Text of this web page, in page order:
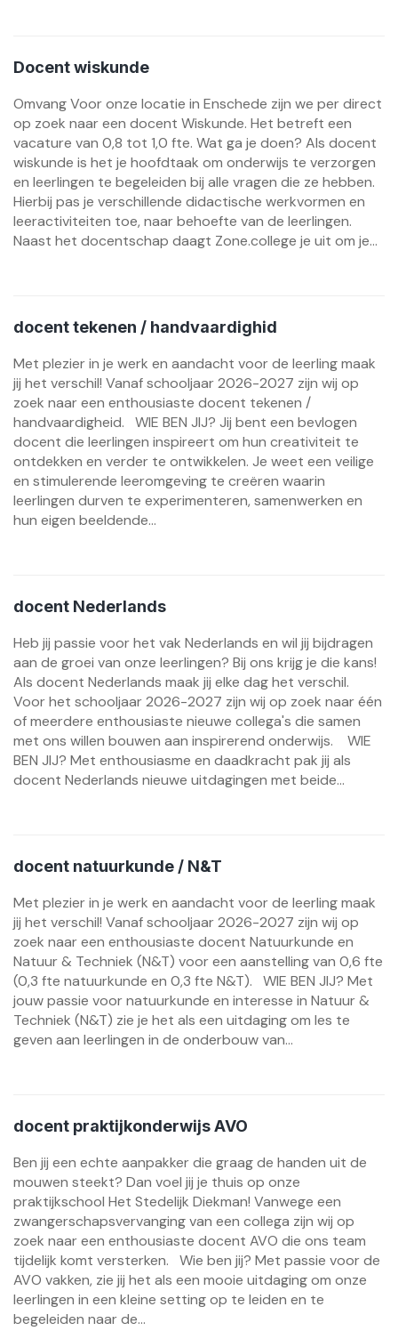
Docent wiskunde
Omvang Voor onze locatie in Enschede zijn we per direct
op zoek naar een docent Wiskunde. Het betreft een
vacature van 0,8 tot 1,0 fte. Wat ga je doen? Als docent
wiskunde is het je hoofdtaak om onderwijs te verzorgen
en leerlingen te begeleiden bij alle vragen die ze hebben.
Hierbij pas je verschillende didactische werkvormen en
leeractiviteiten toe, naar behoefte van de leerlingen.
Naast het docentschap daagt Zone.college je uit om je...
docent tekenen / handvaardighid
Met plezier in je werk en aandacht voor de leerling maak
jij het verschil! Vanaf schooljaar 2026-2027 zijn wij op
zoek naar een enthousiaste docent tekenen /
handvaardigheid. WIE BEN JIJ? Jij bent een bevlogen
docent die leerlingen inspireert om hun creativiteit te
ontdekken en verder te ontwikkelen. Je weet een veilige
en stimulerende leeromgeving te creëren waarin
leerlingen durven te experimenteren, samenwerken en
hun eigen beeldende...
docent Nederlands
Heb jij passie voor het vak Nederlands en wil jij bijdragen
aan de groei van onze leerlingen? Bij ons krijg je die kans!
Als docent Nederlands maak jij elke dag het verschil.
Voor het schooljaar 2026-2027 zijn wij op zoek naar één
of meerdere enthousiaste nieuwe collega's die samen
met ons willen bouwen aan inspirerend onderwijs. WIE
BEN JIJ? Met enthousiasme en daadkracht pak jij als
docent Nederlands nieuwe uitdagingen met beide...
docent natuurkunde / N&T
Met plezier in je werk en aandacht voor de leerling maak
jij het verschil! Vanaf schooljaar 2026-2027 zijn wij op
zoek naar een enthousiaste docent Natuurkunde en
Natuur & Techniek (N&T) voor een aanstelling van 0,6 fte
(0,3 fte natuurkunde en 0,3 fte N&T). WIE BEN JIJ? Met
jouw passie voor natuurkunde en interesse in Natuur &
Techniek (N&T) zie je het als een uitdaging om les te
geven aan leerlingen in de onderbouw van...
docent praktijkonderwijs AVO
Ben jij een echte aanpakker die graag de handen uit de
mouwen steekt? Dan voel jij je thuis op onze
praktijkschool Het Stedelijk Diekman! Vanwege een
zwangerschapsvervanging van een collega zijn wij op
zoek naar een enthousiaste docent AVO die ons team
tijdelijk komt versterken. Wie ben jij? Met passie voor de
AVO vakken, zie jij het als een mooie uitdaging om onze
leerlingen in een kleine setting op te leiden en te
begeleiden naar de...